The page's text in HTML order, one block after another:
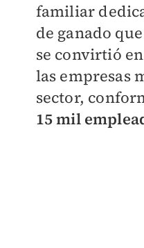
familiar
de ganado
se convirtió en
las empresas
sector,
15 mil